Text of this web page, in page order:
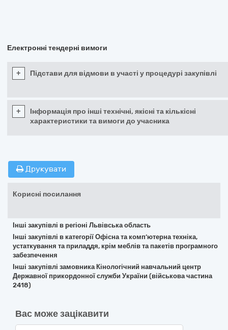
Електронні тендерні вимоги
+ Підстави для відмови в участі у процедурі закупівлі
+
Інформація про інші технічні, якісні та кількісні
характеристики та вимоги до учасника
Друкувати
Корисні посилання
Інші закупівлі в регіоні Львівська область
Інші закупівлі в категорії Офісна та комп’ютерна техніка,
устаткування та приладдя, крім меблів та пакетів програмного
забезпечення
Інші закупівлі замовника Кінологічний навчальний центр
Державної прикордонної служби України (військова частина
2418)
Вас може зацікавити